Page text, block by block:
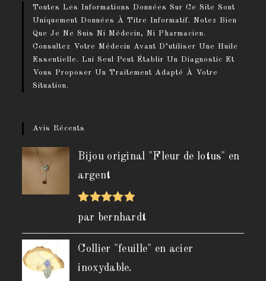
Toutes Les Informations Données Sur Ce Site Sont
Uniquement Données À Titre Informatif. Notez Bien
Que Je Ne Suis Ni Médecin, Ni Pharmacien.
Consultez Votre Médecin Avant D’utiliser Une Huile
Essentielle. Lui Seul Peut Établir Un Diagnostic Et
Vous Proposer Un Traitement Adapté À Votre
Situation.
Avis Récents
Bijou original "Fleur de lotus" en
argent
Note
sur
par bernhardt
Collier "feuille" en acier
inoxydable.